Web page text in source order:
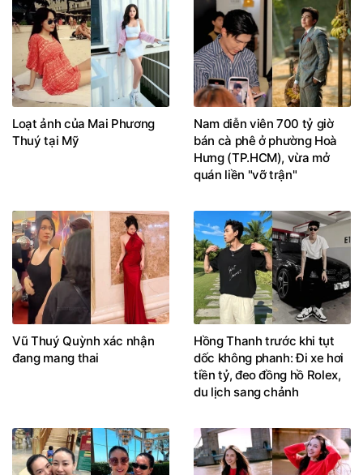
Loạt ảnh của Mai Phương
Thuý tại Mỹ
Nam diễn viên 700 tỷ giờ
bán cà phê ở phường Hoà
Hưng (TP.HCM), vừa mở
quán liền "vỡ trận"
Vũ Thuý Quỳnh xác nhận
đang mang thai
Hồng Thanh trước khi tụt
dốc không phanh: Đi xe hơi
tiền tỷ, đeo đồng hồ Rolex,
du lịch sang chảnh